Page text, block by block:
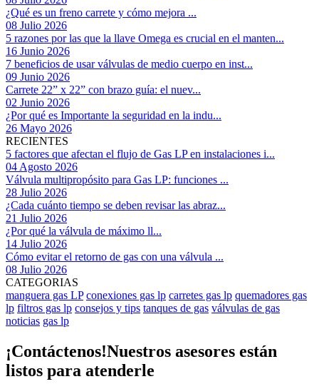
¿Qué es un freno carrete y cómo mejora ...
08 Julio 2026
5 razones por las que la llave Omega es crucial en el manten...
16 Junio 2026
7 beneficios de usar válvulas de medio cuerpo en inst...
09 Junio 2026
Carrete 22” x 22” con brazo guía: el nuev...
02 Junio 2026
¿Por qué es Importante la seguridad en la indu...
26 Mayo 2026
RECIENTES
5 factores que afectan el flujo de Gas LP en instalaciones i...
04 Agosto 2026
Válvula multipropósito para Gas LP: funciones ...
28 Julio 2026
¿Cada cuánto tiempo se deben revisar las abraz...
21 Julio 2026
¿Por qué la válvula de máximo ll...
14 Julio 2026
Cómo evitar el retorno de gas con una válvula ...
08 Julio 2026
CATEGORIAS
manguera gas LP conexiones gas lp carretes gas lp quemadores gas
lp filtros gas lp consejos y tips tanques de gas válvulas de gas
noticias gas lp
¡Contáctenos!Nuestros asesores están
listos para atenderle